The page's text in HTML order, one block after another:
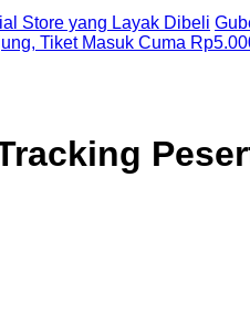
Store yang Layak Dibeli
Tiket Masuk Cuma